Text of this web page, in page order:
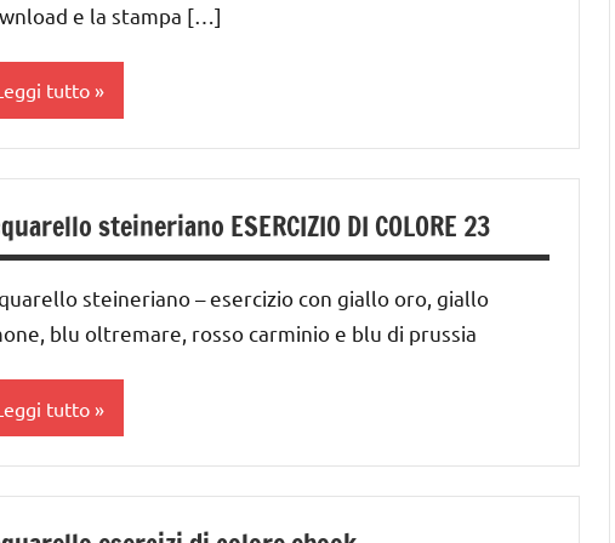
e la stampa […]
tutto
0
ai
steineriano ESERCIZIO DI COLORE 23
steineriano – esercizio con giallo oro, giallo
blu oltremare, rosso carminio e blu di prussia
tutto